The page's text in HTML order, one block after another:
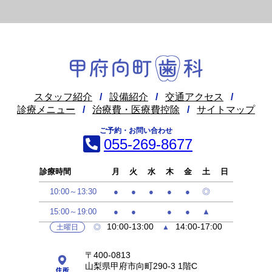
スタッフ紹介 / 設備紹介 / 交通アクセス
/
診療メニュー
/ 治療費・医療費控除 / サイトマップ
ご予約・お問い合わせ
055-269-8677
診療時間 月 火 水 木 金 土 日
10:00～13:30 ● ● ● ● ● ◎
15:00～19:00 ● ● ● ● ▲
土曜日 ◎ 10:00-13:00 ▲ 14:00-17:00
〒400-0813
山梨県甲府市向町290-3 1階C